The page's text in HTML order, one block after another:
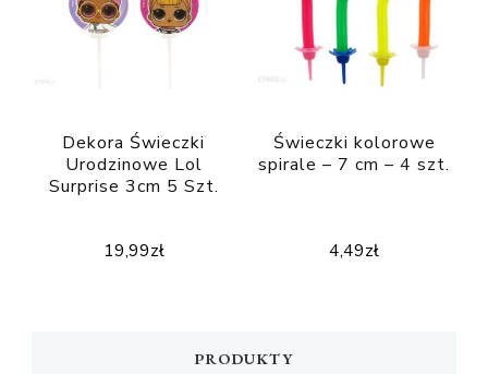
Dekora Świeczki
Urodzinowe Lol
Surprise 3cm 5 Szt.
19,99zł
Świeczki kolorowe
spirale – 7 cm – 4 szt.
4,49zł
PRODUKTY